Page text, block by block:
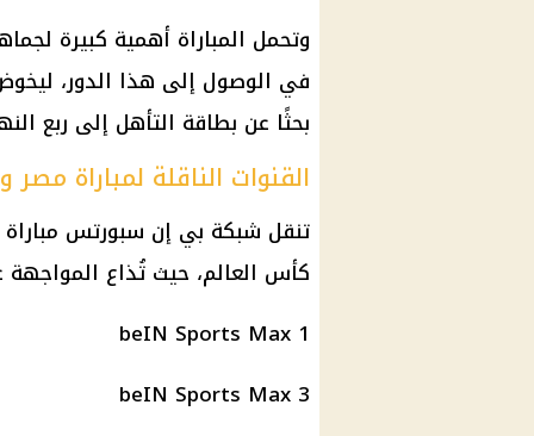
وتحمل المباراة أهمية كبيرة
في الوصول إلى هذا الدور،
بحثًا عن بطاقة التأهل إلى ربع
القنوات الناقلة لمباراة مصر
تنقل شبكة بي إن سبورتس مباراة
كأس العالم، حيث تُذاع المواجهة
beIN Sports Max 1
beIN Sports Max 3